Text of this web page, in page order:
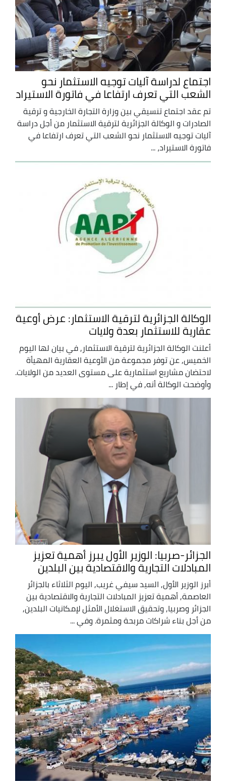
اجتماع لدراسة آليات توجيه الاستثمار نحو
الشعب التي تعرف ارتفاعا في فاتورة الاستيراد
تم عقد اجتماع تنسيقي بين وزارة التجارة الخارجية و ترقية
الصادرات و الوكالة الجزائرية لترقية الاستثمار من أجل دراسة
آليات توجيه الاستثمار نحو الشعب التي تعرف ارتفاعا في
فاتورة الاستيراد، ...
الوكالة الجزائرية لترقية الاستثمار: عرض أوعية
عقارية للاستثمار بعدة ولايات
أعلنت الوكالة الجزائرية لترقية الاستثمار, في بيان لها اليوم
الخميس, عن توفر مجموعة من الأوعية العقارية المهيأة
لاحتضان مشاريع استثمارية على مستوى العديد من الولايات.
وأوضحت الوكالة أنه, في إطار ...
الجزائر-صربيا: الوزير الأول يبرز أهمية تعزيز
المبادلات التجارية والاقتصادية بين البلدين
أبرز الوزير الأول, السيد سيفي غريب, اليوم الثلاثاء بالجزائر
العاصمة, أهمية تعزيز المبادلات التجارية والاقتصادية بين
الجزائر وصربيا, وتحقيق الاستغلال الأمثل لإمكانيات البلدين,
من أجل بناء شراكات مربحة ومثمرة. وفي ...